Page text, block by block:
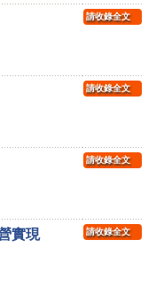
請收錄全文
請收錄全文
請收錄全文
實現
請收錄全文